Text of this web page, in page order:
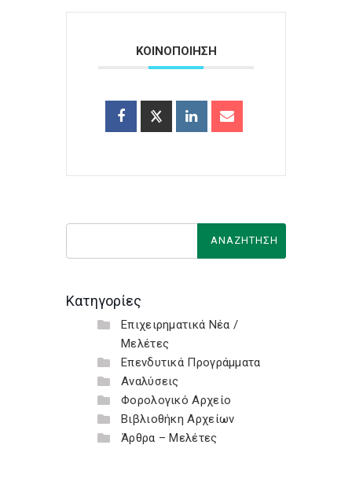
ΚΟΙΝΟΠΟΙΗΣΗ
Κατηγορίες
Επιχειρηματικά Νέα /
Μελέτες
Επενδυτικά Προγράμματα
Αναλύσεις
Φορολογικό Αρχείο
Βιβλιοθήκη Αρχείων
Άρθρα – Μελέτες